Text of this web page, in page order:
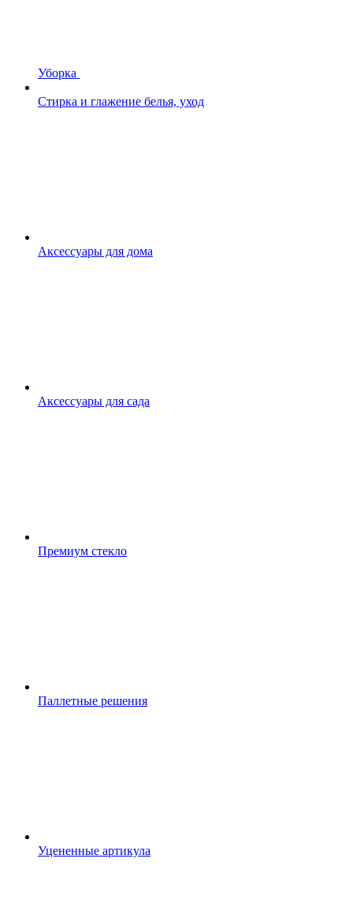
Уборка
Стирка и глажение белья, уход
Аксессуары для дома
Аксессуары для сада
Премиум стекло
Паллетные решения
Уцененные артикула